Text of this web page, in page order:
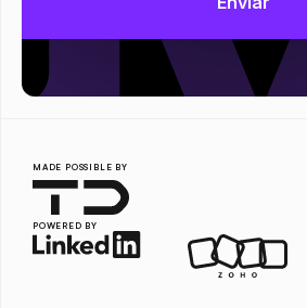
MADE POSSIBLE BY
POWERED BY